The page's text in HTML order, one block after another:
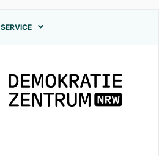
SERVICE